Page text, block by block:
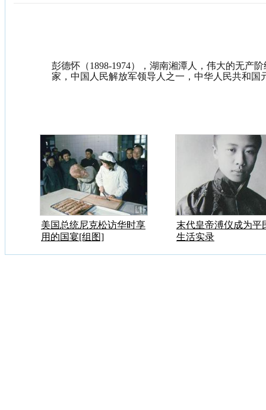
彭德怀（1898-1974），湖南湘潭人，伟大的无产
家，中国人民解放军领导人之一，中华人民共和国
美国总统尼克松访华时享
用的国宴[组图]
末代皇帝溥仪成为平
生活实录